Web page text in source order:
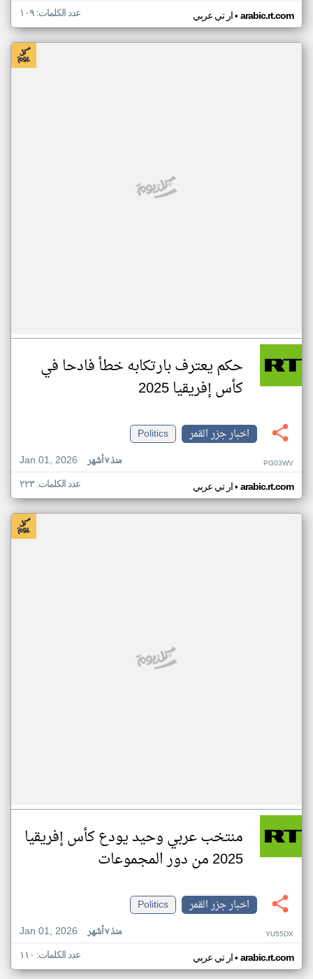
ار تي عربي• arabic.rt.com عدد الكلمات: ١٠٩
حكم يعترف بارتكابه خطأ فادحا في
كأس إفريقيا 2025
اخبار جزر القمر
Politics
Jan 01, 2026
منذ ٧ أشهر PG03WV
ار تي عربي• arabic.rt.com عدد الكلمات: ٢٢٣
منتخب عربي وحيد يودع كأس إفريقيا
2025 من دور المجموعات
اخبار جزر القمر
Politics
Jan 01, 2026
منذ ٧ أشهر YU55DX
ار تي عربي• arabic.rt.com عدد الكلمات: ١١٠